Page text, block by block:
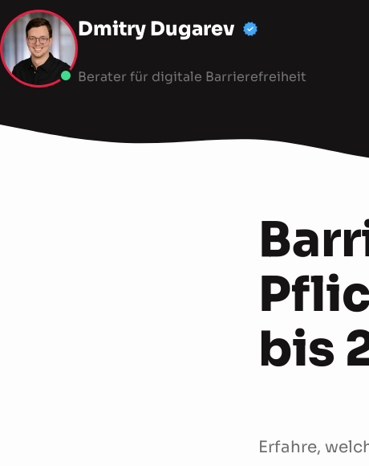
Dmitry Dugarev
Berater für digitale Barrierefreiheit
bis
Erfahre,